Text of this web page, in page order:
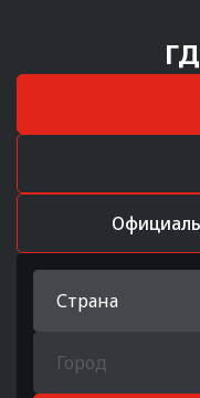
Страна
Город